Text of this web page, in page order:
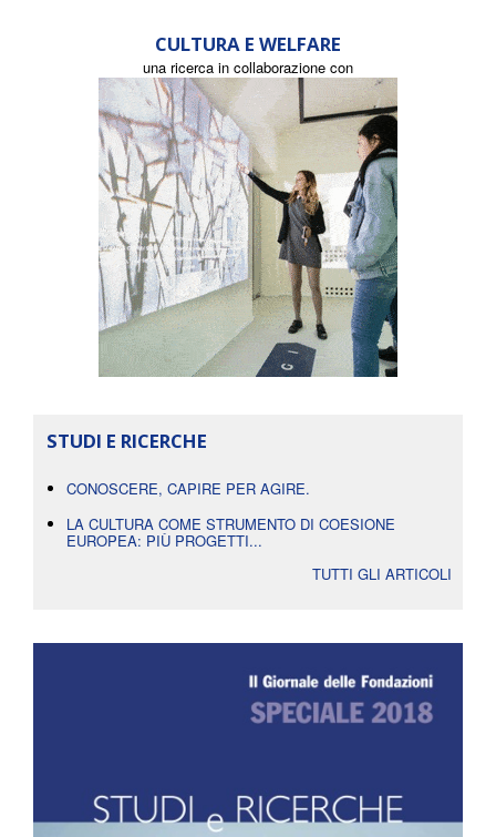
CULTURA E WELFARE
una ricerca in collaborazione con
STUDI E RICERCHE
CONOSCERE, CAPIRE PER AGIRE.
LA CULTURA COME STRUMENTO DI COESIONE
EUROPEA: PIÙ PROGETTI...
TUTTI GLI ARTICOLI